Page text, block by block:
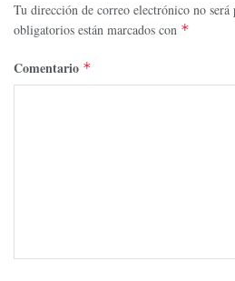
Tu dirección de correo electrónico no será
obligatorios están marcados con *
Comentario *